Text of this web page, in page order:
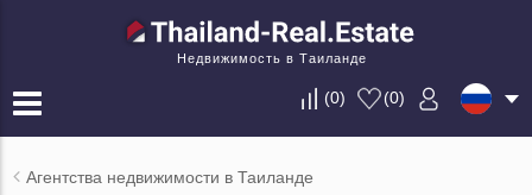
Недвижимость в Таиланде
(0) (0)
Агентства недвижимости в Таиланде